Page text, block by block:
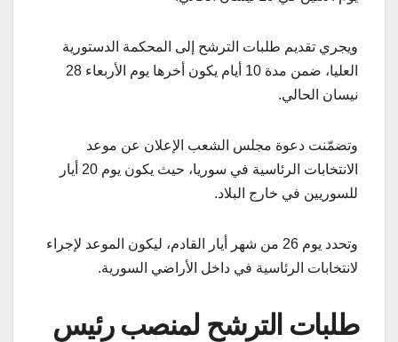
ويجري تقديم طلبات الترشح إلى المحكمة الدستورية
العليا، ضمن مدة 10 أيام يكون أخرها يوم الأربعاء 28
نيسان الحالي.
وتضمّنت دعوة مجلس الشعب الإعلان عن موعد
الانتخابات الرئاسية في سوريا، حيث يكون يوم 20 أيار
للسوريين في خارج البلاد.
وتحدد يوم 26 من شهر أيار القادم، ليكون الموعد لإجراء
لانتخابات الرئاسية في داخل الأراضي السورية.
طلبات الترشح لمنصب رئيس